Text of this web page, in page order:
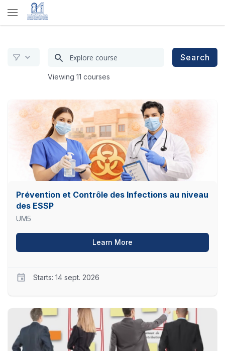
Recherchez
cours
Search
Viewing 11 courses
Prévention et Contrôle des Infections au niveau
des ESSP
UM5
Learn Moreabout Prévention et
Starts: 14 sept. 2026
UM5
PCI-
ESSP